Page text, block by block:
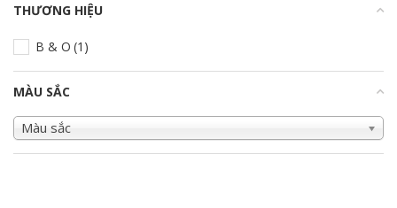
THƯƠNG HIỆU
B & O (1)
MÀU SẮC
Màu sắc